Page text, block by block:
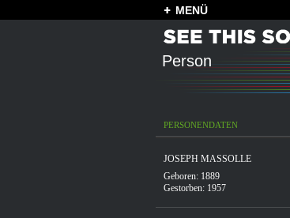
MENÜ
Person
PERSONENDATEN
JOSEPH MASSOLLE
Geboren: 1889
Gestorben: 1957